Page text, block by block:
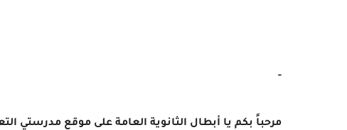
-
مرحباً بكم يا أبطال الثانوية العامة على موقع مدرستي